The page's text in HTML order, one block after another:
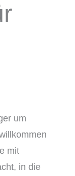
um
mit
in die